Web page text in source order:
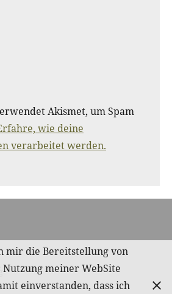
Akismet, um Spam
wie deine
verarbeitet werden.
mir die Bereitstellung von
meiner WebSite
einverstanden, dass ich